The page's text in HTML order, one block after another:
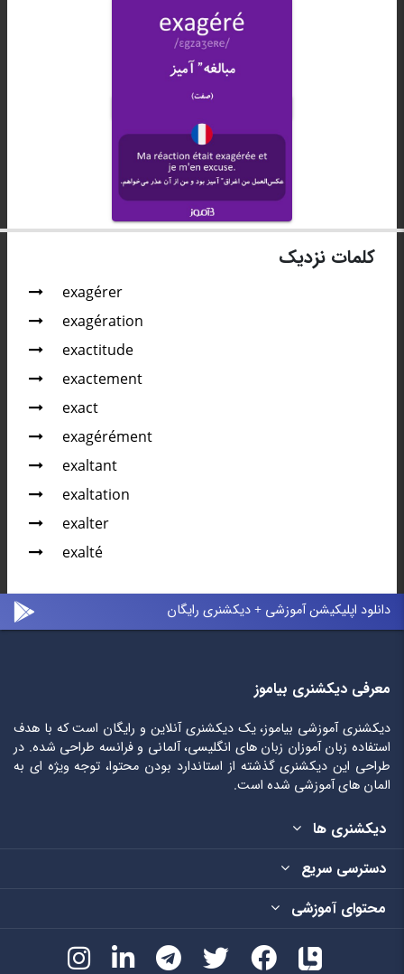
کلمات نزدیک
exagérer
exagération
exactitude
exactement
exact
exagérément
exaltant
exaltation
exalter
exalté
دانلود اپلیکیشن آموزشی + دیکشنری رایگان
معرفی دیکشنری بیاموز
دیکشنری آموزشی بیاموز، یک دیکشنری آنلاین و رایگان است که با هدف
استفاده زبان آموزان زبان های انگلیسی، آلمانی و فرانسه طراحی شده. در
طراحی این دیکشنری گذشته از استاندارد بودن محتوا، توجه ویژه ای به
المان های آموزشی شده است.
دیکشنری ها
دسترسی سریع
محتوای آموزشی